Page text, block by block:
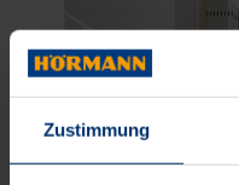
Zustimmung